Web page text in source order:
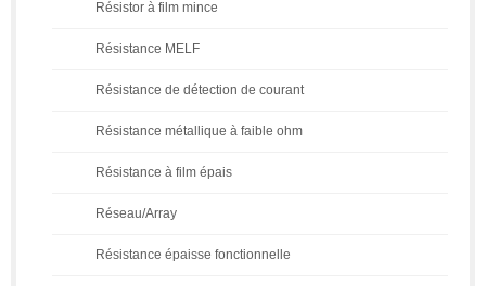
Résistor à film mince
Résistance MELF
Résistance de détection de courant
Résistance métallique à faible ohm
Résistance à film épais
Réseau/Array
Résistance épaisse fonctionnelle